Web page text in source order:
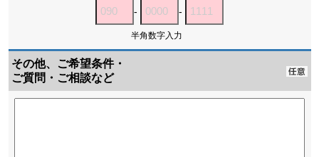
- -
半角数字入力
その他、ご希望条件・
ご質問・ご相談など